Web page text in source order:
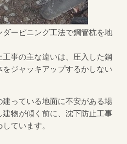
ーピニング工法で鋼管杭を地
事の主な違いは、圧入した鋼
ジャッキアップするかしない
っている地面に不安がある場
物が傾く前に、沈下防止工事
ています。